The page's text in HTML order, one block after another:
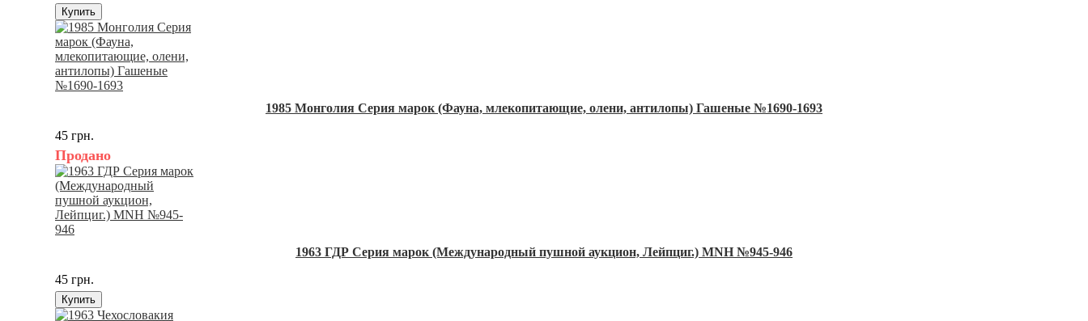
Купить
1985 Монголия Серия марок (Фауна, млекопитающие, олени, антилопы) Гашеные №1690-1693
45 грн.
Продано
1963 ГДР Серия марок (Международный пушной аукцион, Лейпциг.) MNH №945-946
45 грн.
Купить